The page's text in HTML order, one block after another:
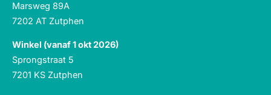
Marsweg 89A
7202 AT Zutphen
Winkel (vanaf 1 okt 2026)
Sprongstraat 5
7201 KS Zutphen